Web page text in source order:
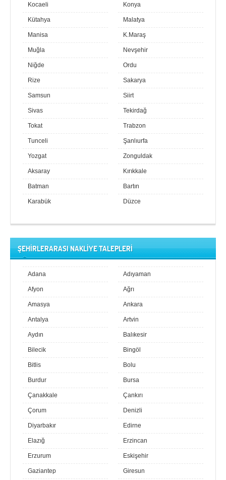
Kocaeli Konya
Kütahya Malatya
Manisa K.Maraş
Muğla Nevşehir
Niğde Ordu
Rize Sakarya
Samsun Siirt
Sivas Tekirdağ
Tokat Trabzon
Tunceli Şanlıurfa
Yozgat Zonguldak
Aksaray Kırıkkale
Batman Bartın
Karabük Düzce
ŞEHİRLERARASI NAKLİYE TALEPLERİ
Adana Adıyaman
Afyon Ağrı
Amasya Ankara
Antalya Artvin
Aydın Balıkesir
Bilecik Bingöl
Bitlis Bolu
Burdur Bursa
Çanakkale Çankırı
Çorum Denizli
Diyarbakır Edirne
Elazığ Erzincan
Erzurum Eskişehir
Gaziantep Giresun